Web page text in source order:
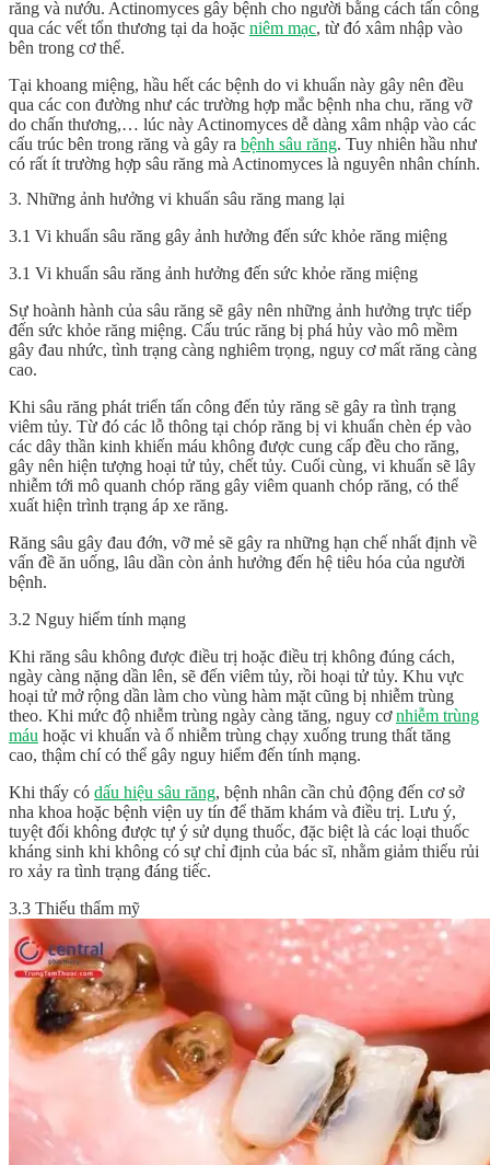
răng và nướu. Actinomyces gây bệnh cho người bằng cách tấn công
qua các vết tổn thương tại da hoặc niêm mạc, từ đó xâm nhập vào
bên trong cơ thể.
Tại khoang miệng, hầu hết các bệnh do vi khuẩn này gây nên đều
qua các con đường như các trường hợp mắc bệnh nha chu, răng vỡ
do chấn thương,… lúc này Actinomyces dễ dàng xâm nhập vào các
cấu trúc bên trong răng và gây ra bệnh sâu răng. Tuy nhiên hầu như
có rất ít trường hợp sâu răng mà Actinomyces là nguyên nhân chính.
3. Những ảnh hưởng vi khuẩn sâu răng mang lại
3.1 Vi khuẩn sâu răng gây ảnh hưởng đến sức khỏe răng miệng
3.1 Vi khuẩn sâu răng ảnh hưởng đến sức khỏe răng miệng
Sự hoành hành của sâu răng sẽ gây nên những ảnh hưởng trực tiếp
đến sức khỏe răng miệng. Cấu trúc răng bị phá hủy vào mô mềm
gây đau nhức, tình trạng càng nghiêm trọng, nguy cơ mất răng càng
cao.
Khi sâu răng phát triển tấn công đến tủy răng sẽ gây ra tình trạng
viêm tủy. Từ đó các lỗ thông tại chóp răng bị vi khuẩn chèn ép vào
các dây thần kinh khiến máu không được cung cấp đều cho răng,
gây nên hiện tượng hoại tử tủy, chết tủy. Cuối cùng, vi khuẩn sẽ lây
nhiễm tới mô quanh chóp răng gây viêm quanh chóp răng, có thể
xuất hiện trình trạng áp xe răng.
Răng sâu gây đau đớn, vỡ mẻ sẽ gây ra những hạn chế nhất định về
vấn đề ăn uống, lâu dần còn ảnh hưởng đến hệ tiêu hóa của người
bệnh.
3.2 Nguy hiểm tính mạng
Khi răng sâu không được điều trị hoặc điều trị không đúng cách,
ngày càng nặng dần lên, sẽ đến viêm tủy, rồi hoại tử tủy. Khu vực
hoại tử mở rộng dần làm cho vùng hàm mặt cũng bị nhiễm trùng
theo. Khi mức độ nhiễm trùng ngày càng tăng, nguy cơnhiễm trùng
máu hoặc vi khuẩn và ổ nhiễm trùng chạy xuống trung thất tăng
cao, thậm chí có thể gây nguy hiểm đến tính mạng.
Khi thấy có dấu hiệu sâu răng, bệnh nhân cần chủ động đến cơ sở
nha khoa hoặc bệnh viện uy tín để thăm khám và điều trị. Lưu ý,
tuyệt đối không được tự ý sử dụng thuốc, đặc biệt là các loại thuốc
kháng sinh khi không có sự chỉ định của bác sĩ, nhằm giảm thiểu rủi
ro xảy ra tình trạng đáng tiếc.
3.3 Thiếu thẩm mỹ